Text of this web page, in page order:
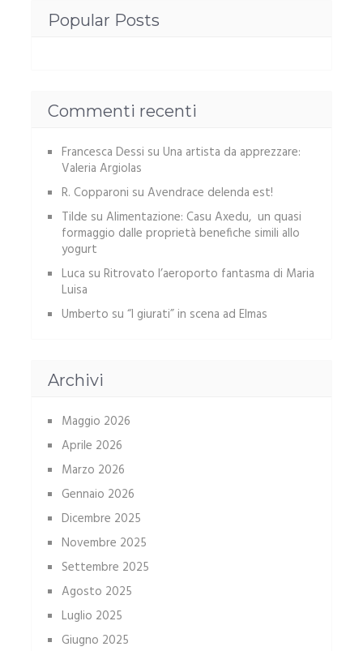
Popular Posts
Commenti recenti
Francesca Dessi su Una artista da apprezzare:
Valeria Argiolas
R. Copparoni su Avendrace delenda est!
Tilde su Alimentazione: Casu Axedu, un quasi
formaggio dalle proprietà benefiche simili allo
yogurt
Luca su Ritrovato l’aeroporto fantasma di Maria
Luisa
Umberto su “I giurati” in scena ad Elmas
Archivi
Maggio 2026
Aprile 2026
Marzo 2026
Gennaio 2026
Dicembre 2025
Novembre 2025
Settembre 2025
Agosto 2025
Luglio 2025
Giugno 2025